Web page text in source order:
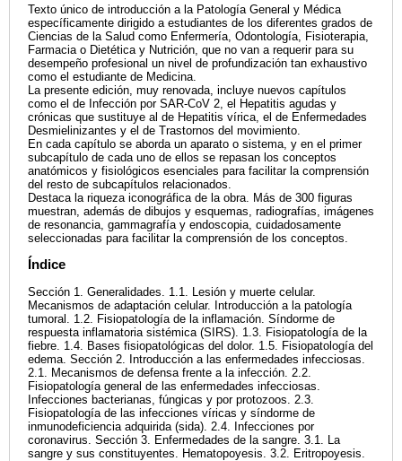
Texto único de introducción a la Patología General y Médica
específicamente dirigido a estudiantes de los diferentes grados de
Ciencias de la Salud como Enfermería, Odontología, Fisioterapia,
Farmacia o Dietética y Nutrición, que no van a requerir para su
desempeño profesional un nivel de profundización tan exhaustivo
como el estudiante de Medicina.
La presente edición, muy renovada, incluye nuevos capítulos
como el de Infección por SAR-CoV 2, el Hepatitis agudas y
crónicas que sustituye al de Hepatitis vírica, el de Enfermedades
Desmielinizantes y el de Trastornos del movimiento.
En cada capítulo se aborda un aparato o sistema, y en el primer
subcapítulo de cada uno de ellos se repasan los conceptos
anatómicos y fisiológicos esenciales para facilitar la comprensión
del resto de subcapítulos relacionados.
Destaca la riqueza iconográfica de la obra. Más de 300 figuras
muestran, además de dibujos y esquemas, radiografías, imágenes
de resonancia, gammagrafía y endoscopia, cuidadosamente
seleccionadas para facilitar la comprensión de los conceptos.
Índice
Sección 1. Generalidades. 1.1. Lesión y muerte celular.
Mecanismos de adaptación celular. Introducción a la patología
tumoral. 1.2. Fisiopatología de la inflamación. Síndorme de
respuesta inflamatoria sistémica (SIRS). 1.3. Fisiopatología de la
fiebre. 1.4. Bases fisiopatológicas del dolor. 1.5. Fisiopatología del
edema. Sección 2. Introducción a las enfermedades infecciosas.
2.1. Mecanismos de defensa frente a la infección. 2.2.
Fisiopatología general de las enfermedades infecciosas.
Infecciones bacterianas, fúngicas y por protozoos. 2.3.
Fisiopatología de las infecciones víricas y síndorme de
inmunodeficiencia adquirida (sida). 2.4. Infecciones por
coronavirus. Sección 3. Enfermedades de la sangre. 3.1. La
sangre y sus constituyentes. Hematopoyesis. 3.2. Eritropoyesis.